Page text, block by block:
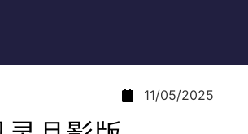
11/05/2025